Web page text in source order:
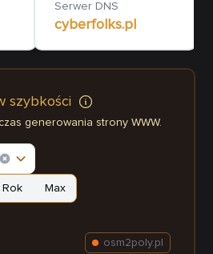
Serwer DNS
cyberfolks.pl
szybkości
generowania strony WWW.
Rok Max
osm2poly.pl